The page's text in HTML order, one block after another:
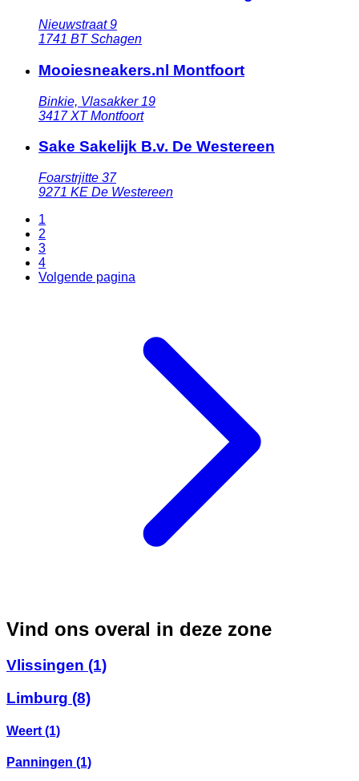
Nieuwstraat 9
1741 BT Schagen
Mooiesneakers.nl Montfoort
Binkie, Vlasakker 19
3417 XT Montfoort
Sake Sakelijk B.v. De Westereen
Foarstrjitte 37
9271 KE De Westereen
1
2
3
4
Volgende pagina
Vind ons overal in deze zone
Vlissingen (1)
Limburg (8)
Weert (1)
Panningen (1)